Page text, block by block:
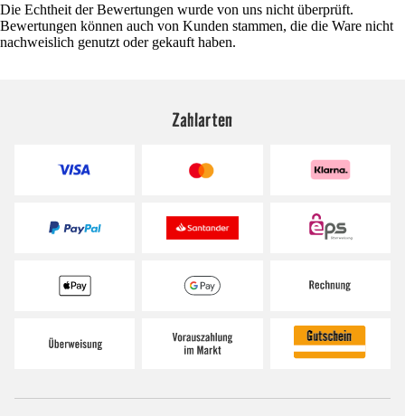
Die Echtheit der Bewertungen wurde von uns nicht überprüft.
Bewertungen können auch von Kunden stammen, die die Ware nicht
nachweislich genutzt oder gekauft haben.
Zahlarten